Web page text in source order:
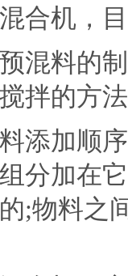
混合机 ，
料的制
拌的方
加顺序
分加在
;物料之